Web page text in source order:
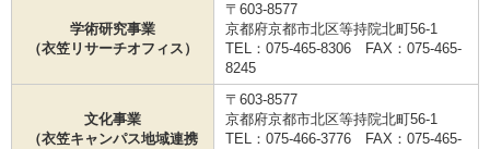
学術研究事業
（衣笠リサーチオフィス）
〒603-8577
京都府京都市北区等持院北町56-1
TEL：075-465-8306 FAX：075-465-
8245
文化事業
（衣笠キャンパス地域連携
〒603-8577
京都府京都市北区等持院北町56-1
TEL：075-466-3776 FAX：075-465-